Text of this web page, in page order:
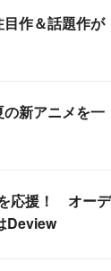
作＆話題作が
の新アニメを一
応援！ オーデ
Deview